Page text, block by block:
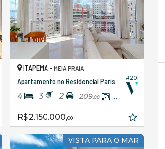
#201
ITAPEMA - MEIA PRAIA
Apartamento no Residencial Paris
4 3 2 209,00 185,
R$ 2.150.000,00
VISTA PARA O MAR